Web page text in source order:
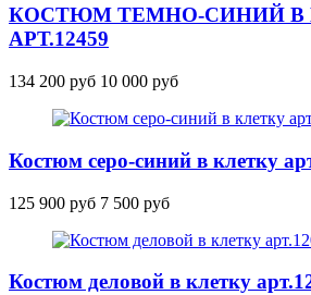
КОСТЮМ ТЕМНО-СИНИЙ В
АРТ.12459
134 200 руб 10 000 руб
Костюм серо-синий в клетку
125 900 руб 7 500 руб
Костюм деловой в клетку